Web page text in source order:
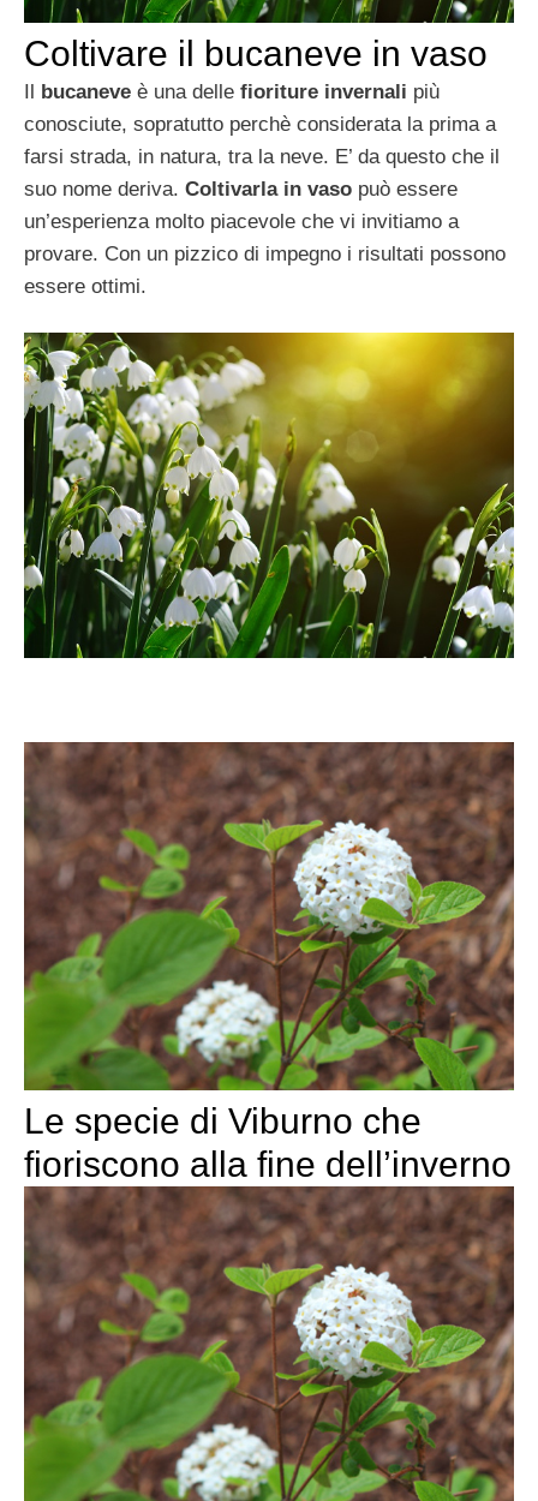
Coltivare il bucaneve in vaso
Il bucaneve è una delle fioriture invernali più
conosciute, sopratutto perchè considerata la prima a
farsi strada, in natura, tra la neve. E’ da questo che il
suo nome deriva. Coltivarla in vaso può essere
un’esperienza molto piacevole che vi invitiamo a
provare. Con un pizzico di impegno i risultati possono
essere ottimi.
Le specie di Viburno che
fioriscono alla fine dell’inverno